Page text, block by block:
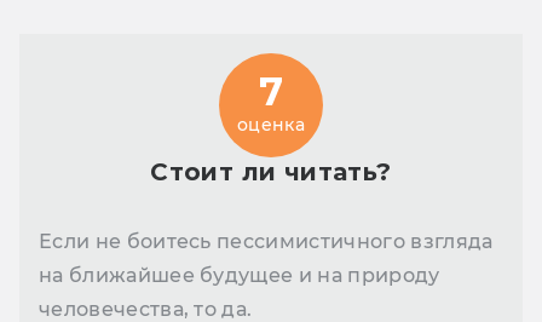
Стоит ли читать?
7
оценка
Если не боитесь пессимистичного взгляда
на ближайшее будущее и на природу
человечества, то да.